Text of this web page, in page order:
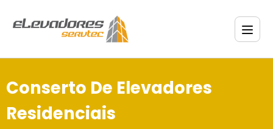
Conserto De Elevadores
Residenciais